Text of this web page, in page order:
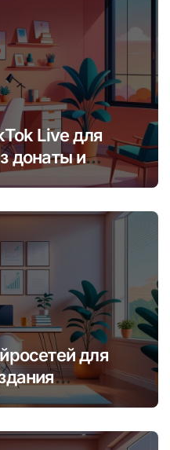
Live для
донаты и
для
курсов и